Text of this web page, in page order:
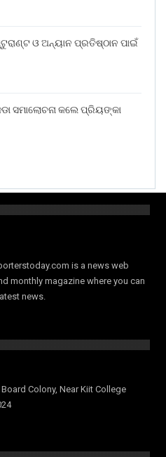
ଓ ଅନ୍ୟାନ ପ୍ରତିଷ୍ଠାନ ପାଇଁ
ସମାଲୋଚନା କଲେ ପ୍ରିୟଙ୍କା
is a news web
monthly magazine where you can
news.
Colony, Near Kiit College